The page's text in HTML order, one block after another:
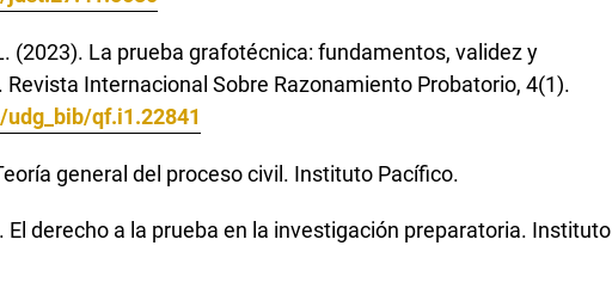
(2023). La prueba grafotécnica: fundamentos, validez y
Internacional Sobre Razonamiento Probatorio, 4(1).
qf.i1.22841
general del proceso civil. Instituto Pacífico.
El derecho a la prueba en la investigación preparatoria. Instituto